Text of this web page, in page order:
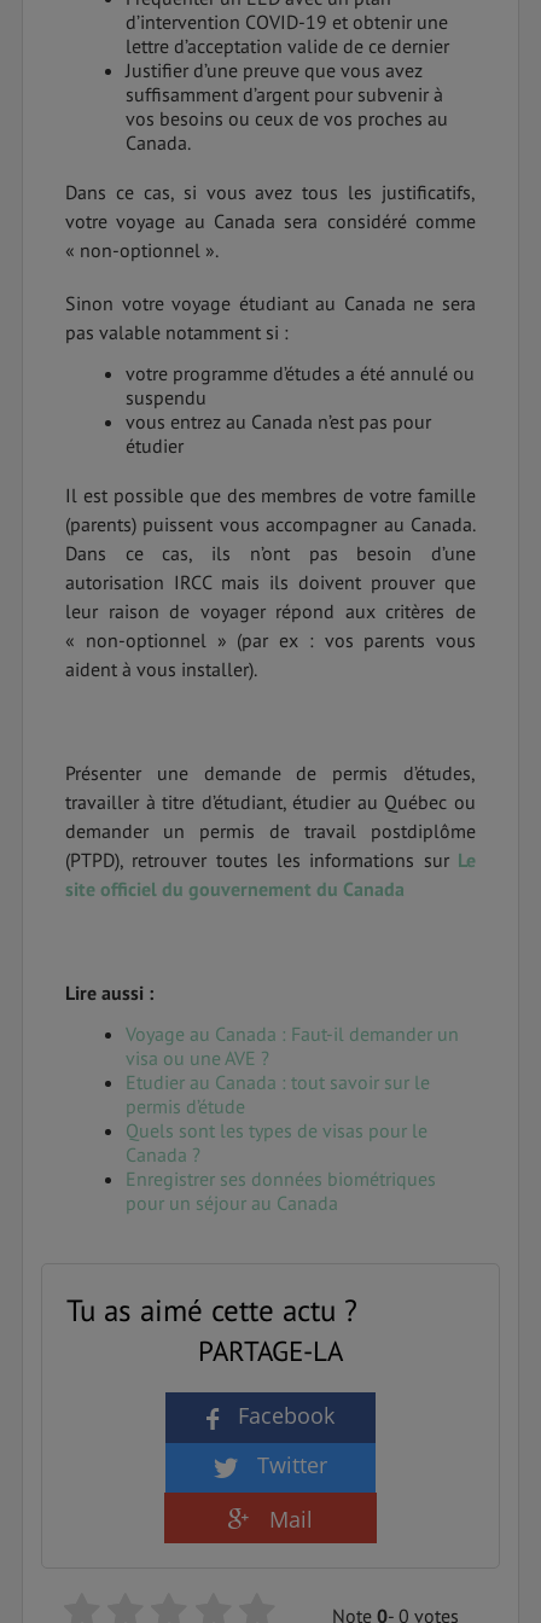
d’intervention COVID-19 et obtenir une
lettre d’acceptation valide de ce dernier
Justifier d’une preuve que vous avez
suffisamment d’argent pour subvenir à
vos besoins ou ceux de vos proches au
Canada.
Dans ce cas, si vous avez tous les justificatifs,
votre voyage au Canada sera considéré comme
« non-optionnel ».
Sinon votre voyage étudiant au Canada ne sera
pas valable notamment si :
votre programme d’études a été annulé ou
suspendu
vous entrez au Canada n’est pas pour
étudier
Il est possible que des membres de votre famille
(parents) puissent vous accompagner au Canada.
Dans ce cas, ils n’ont pas besoin d’une
autorisation IRCC mais ils doivent prouver que
leur raison de voyager répond aux critères de
« non-optionnel » (par ex : vos parents vous
aident à vous installer).
Présenter une demande de permis d’études,
travailler à titre d’étudiant, étudier au Québec ou
demander un permis de travail postdiplôme
(PTPD), retrouver toutes les informations sur Le
site officiel du gouvernement du Canada
Lire aussi :
Voyage au Canada : Faut-il demander un
visa ou une AVE ?
Etudier au Canada : tout savoir sur le
permis d’étude
Quels sont les types de visas pour le
Canada ?
Enregistrer ses données biométriques
pour un séjour au Canada
Tu as aimé cette actu ?
PARTAGE-LA
Facebook
Twitter
Mail
Note 0- 0 votes